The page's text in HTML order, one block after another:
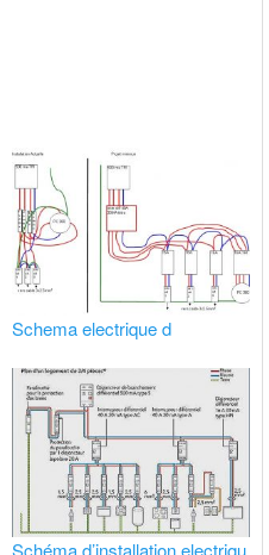
Schema electrique d
Schéma d’installation electriqu